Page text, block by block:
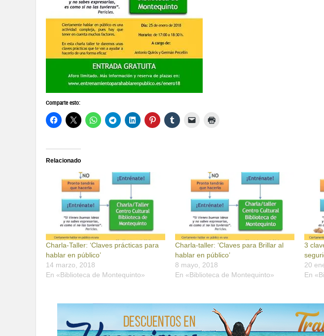
Comparte esto:
Relacionado
Charla-Taller: ‘Claves prácticas para
hablar en público’
14 marzo, 2018
En «Biblioteca de Montequinto»
Charla-taller: ‘Claves para Brillar al
hablar en público’
8 mayo, 2018
En «Biblioteca de Montequinto»
3
20
En